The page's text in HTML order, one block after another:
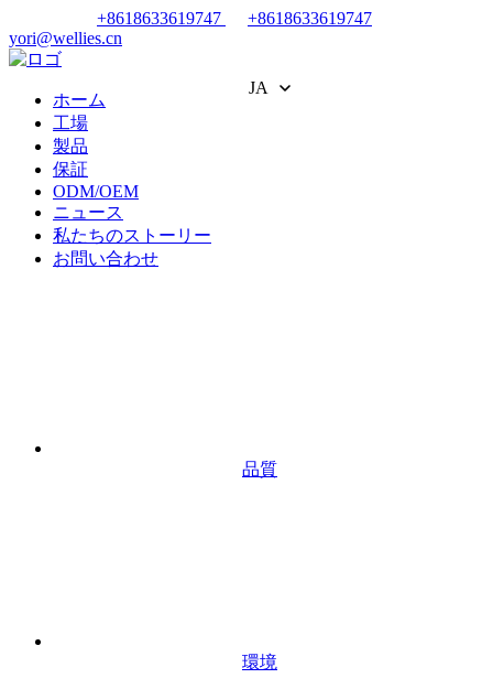
+8618633619747
+8618633619747
yori@wellies.cn
JA
ホーム
工場
製品
保証
ODM/OEM
ニュース
私たちのストーリー
お問い合わせ
品質
環境